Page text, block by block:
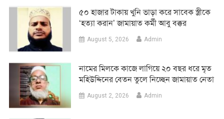
৫০ হাজার টাকায় খুনি ভাড়া করে সাবেক স্ত্রীকে
‘হত্যা করান’ জামায়াত কর্মী আবু বক্কর
August 5, 2026 Admin
নামের মিলকে কাজে লাগিয়ে ২০ বছর ধরে মৃত
মহিউদ্দিনের বেতন তুলে নিচ্ছেন জামায়াত নেতা
August 2, 2026 Admin